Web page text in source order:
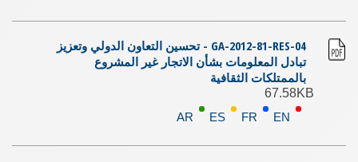
GA-2012-81-RES-04 - تحسين التعاون الدولي وتعزيز
تبادل المعلومات بشأن الاتجار غير المشروع
بالممتلكات الثقافية
67.58KB
EN
FR
ES
AR